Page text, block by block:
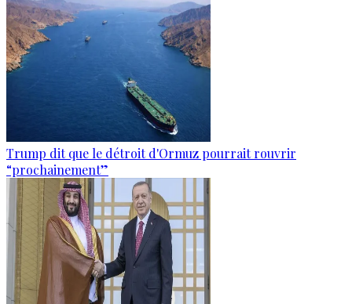
Trump dit que le détroit d'Ormuz pourrait rouvrir
“prochainement”